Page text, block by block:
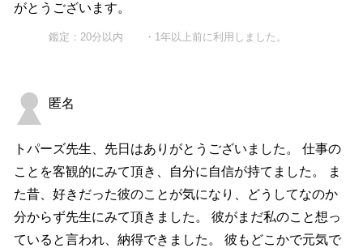
がとうございます。
鑑定：20分以内 ・1年以上前に利用しました。
匿名
トパーズ先生、先日はありがとうございました。 仕事の
ことを客観的にみて頂き、自分に自信が持てました。 ま
た昔、好きだった彼のことが気になり、どうしてなのか
分からず先生にみて頂きました。 彼がまだ私のこと想っ
ていると言われ、納得できました。 彼もどこかで元気で